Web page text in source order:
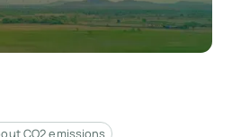
CO2 emissions